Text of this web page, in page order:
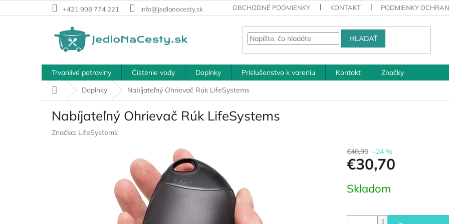
na
+421 908 774 221 info@jedlonacesty.sk OBCHODNÉ PODMIENKY KONTAKT PODMIENKY
HĽADAŤ
Trvanlivé potraviny Čistenie vody Doplnky Príslušenstvo k vareniu Kontakt
Značky
DomovDoplnky Nabíjateľný Ohrievač Rúk LifeSystems
Nabíjateľný Ohrievač Rúk LifeSystems
Značka: LifeSystems
€40,90 –24 %
€30,70
cena:
Skladom